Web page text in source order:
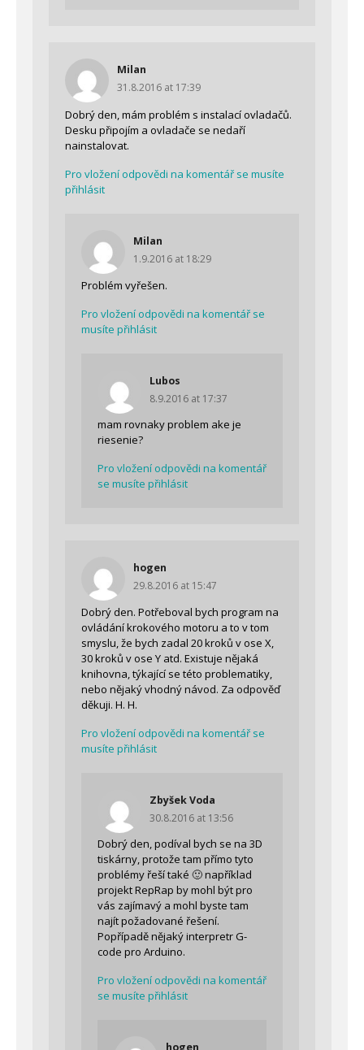
Milan
31.8.2016 at 17:39
Dobrý den, mám problém s instalací ovladačů.
Desku připojím a ovladače se nedaří
nainstalovat.
Pro vložení odpovědi na komentář se musíte
přihlásit
Milan
1.9.2016 at 18:29
Problém vyřešen.
Pro vložení odpovědi na komentář se
musíte přihlásit
Lubos
8.9.2016 at 17:37
mam rovnaky problem ake je
riesenie?
Pro vložení odpovědi na komentář
se musíte přihlásit
hogen
29.8.2016 at 15:47
Dobrý den. Potřeboval bych program na
ovládání krokového motoru a to v tom
smyslu, že bych zadal 20 kroků v ose X,
30 kroků v ose Y atd. Existuje nějaká
knihovna, týkající se této problematiky,
nebo nějaký vhodný návod. Za odpověď
děkuji. H. H.
Pro vložení odpovědi na komentář se
musíte přihlásit
Zbyšek Voda
30.8.2016 at 13:56
Dobrý den, podíval bych se na 3D
tiskárny, protože tam přímo tyto
problémy řeší také 🙂 například
projekt RepRap by mohl být pro
vás zajímavý a mohl byste tam
najít požadované řešení.
Popřípadě nějaký interpretr G-
code pro Arduino.
Pro vložení odpovědi na komentář
se musíte přihlásit